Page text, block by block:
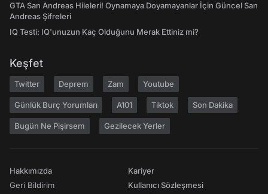
GTA San Andreas Hileleri! Oynamaya Doyamayanlar İçin Güncel San
Andreas Şifreleri
IQ Testi: IQ'unuzun Kaç Olduğunu Merak Ettiniz mi?
Keşfet
Twitter Deprem Zam Youtube
Günlük Burç Yorumları A101 Tiktok Son Dakika
Bugün Ne Pişirsem Gezilecek Yerler
Hakkımızda
Geri Bildirim
Kariyer
Kullanıcı Sözleşmesi